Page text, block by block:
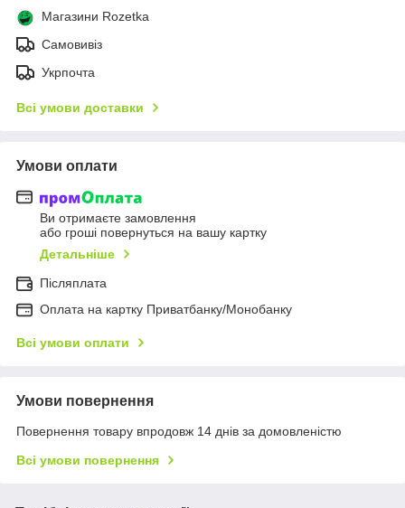
Магазини Rozetka
Самовивіз
Укрпочта
Всі умови доставки
Умови оплати
Ви отримаєте замовлення
або гроші повернуться на вашу картку
Детальніше
Післяплата
Оплата на картку Приватбанку/Монобанку
Всі умови оплати
Умови повернення
Повернення товару впродовж 14 днів за домовленістю
Всі умови повернення